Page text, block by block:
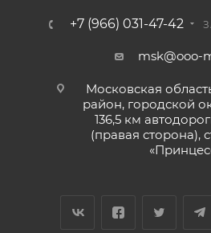
+7 (966) 031-47-42
msk@ooo-
Московская
район, городской
136,5 км
(правая сторона),